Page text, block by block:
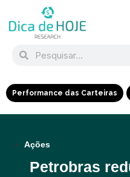
Performance das Carteiras
Ações
Petrobras